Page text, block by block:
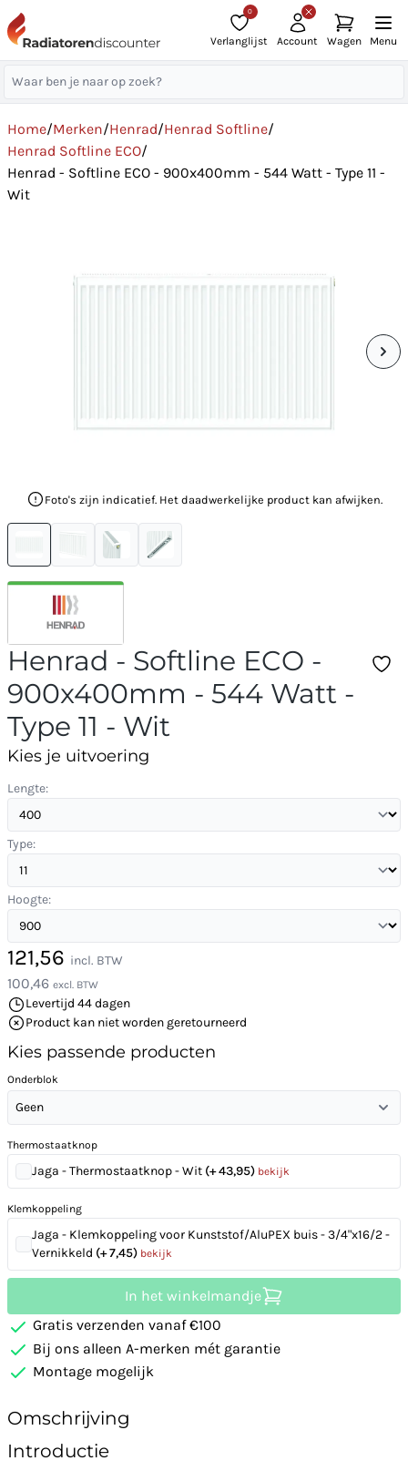
0
Verlanglijst Account Wagen Menu
Home/Merken/Henrad/Henrad Softline/
Henrad Softline ECO/
Henrad - Softline ECO - 900x400mm - 544 Watt - Type 11 -
Wit
Foto's zijn indicatief. Het daadwerkelijke product kan afwijken.
Henrad - Softline ECO -
900x400mm - 544 Watt -
Type 11 - Wit
Kies je uitvoering
Lengte:
Type:
Hoogte:
121,56 incl. BTW
100,46 excl. BTW
Levertijd 44 dagen
Product kan niet worden geretourneerd
Kies passende producten
Onderblok
Geen
Thermostaatknop
Jaga - Thermostaatknop - Wit (+ 43,95) bekijk
Klemkoppeling
Jaga - Klemkoppeling voor Kunststof/AluPEX buis - 3/4"x16/2 -
Vernikkeld (+ 7,45) bekijk
In het winkelmandje
Gratis verzenden vanaf €100
Bij ons alleen A-merken mét garantie
Montage mogelijk
Omschrijving
Introductie